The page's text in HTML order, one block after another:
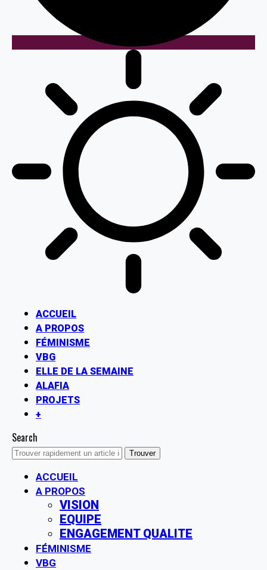
ACCUEIL
A PROPOS
FÉMINISME
VBG
ELLE DE LA SEMAINE
ALAFIA
PROJETS
+
Search
ACCUEIL
A PROPOS
VISION
EQUIPE
ENGAGEMENT QUALITE
FÉMINISME
VBG